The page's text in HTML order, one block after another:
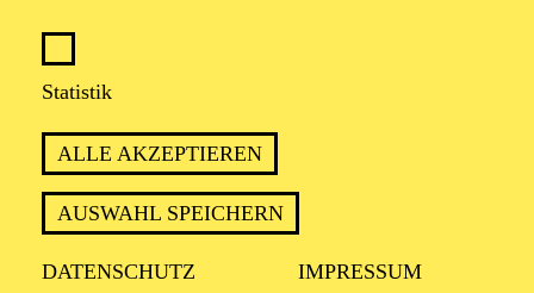
Statistik
ALLE AKZEPTIEREN
AUSWAHL SPEICHERN
DATENSCHUTZ IMPRESSUM